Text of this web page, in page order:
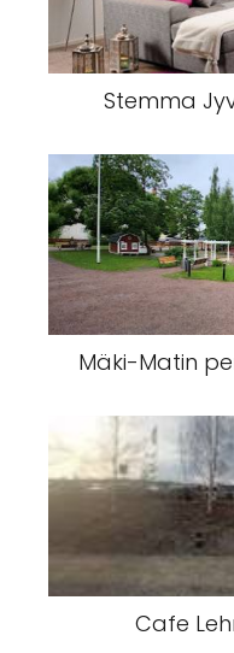
Stemma
Mäki-Matin
Cafe